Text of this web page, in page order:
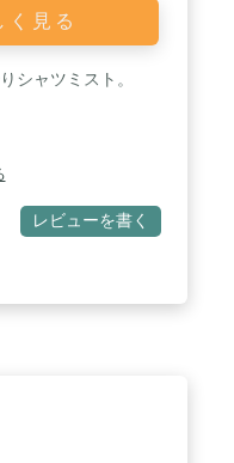
く見る
シャツミスト。
レビューを書く